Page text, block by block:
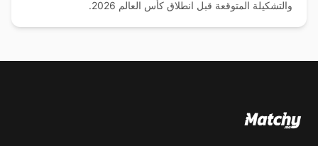
والتشكيلة المتوقعة قبل انطلاق كأس العالم 2026.